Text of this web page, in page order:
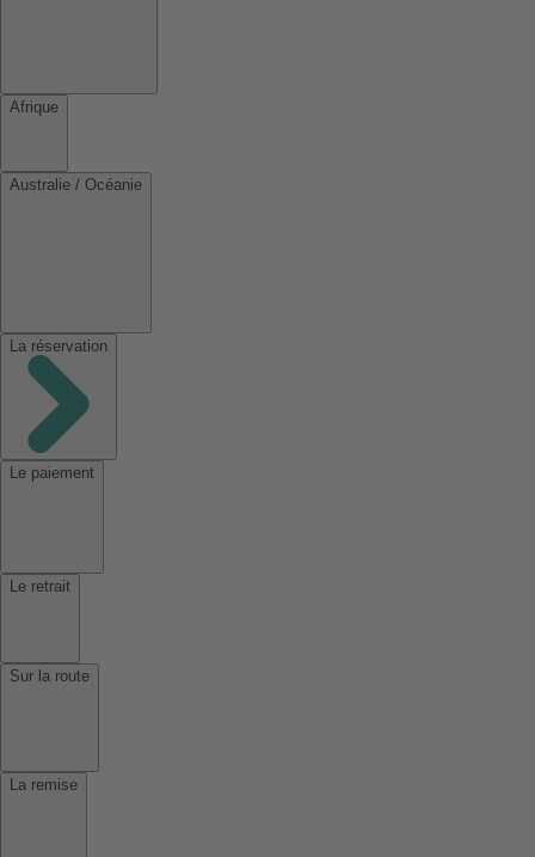
Afrique
Australie / Océanie
La réservation
Le paiement
Le retrait
Sur la route
La remise